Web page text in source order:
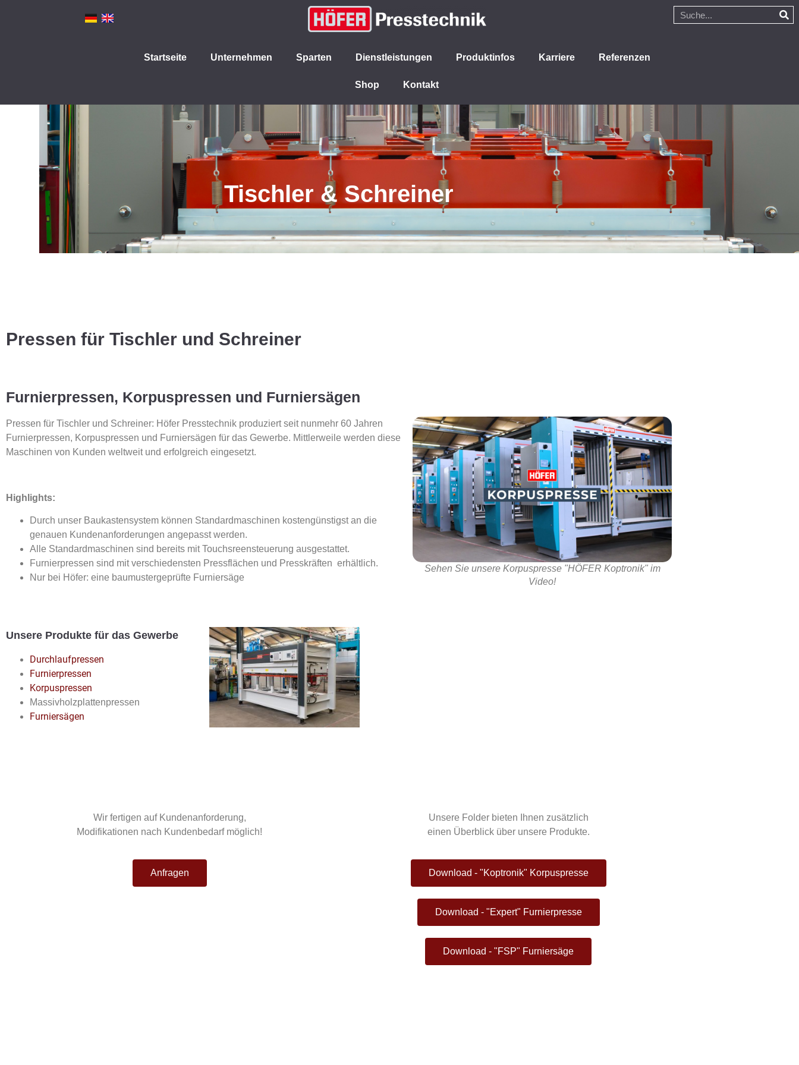
Startseite Unternehmen Sparten Dienstleistungen Produktinfos Karriere Referenzen
Shop Kontakt
Tischler & Schreiner
Pressen für Tischler und Schreiner
Furnierpressen, Korpuspressen und Furniersägen
Pressen für Tischler und Schreiner: Höfer Presstechnik produziert seit nunmehr 60 Jahren
Furnierpressen, Korpuspressen und Furniersägen für das Gewerbe. Mittlerweile werden diese
Maschinen von Kunden weltweit und erfolgreich eingesetzt.
Highlights:
Durch unser Baukastensystem können Standardmaschinen kostengünstigst an die
genauen Kundenanforderungen angepasst werden.
Alle Standardmaschinen sind bereits mit Touchsreensteuerung ausgestattet.
Furnierpressen sind mit verschiedensten Pressflächen und Presskräften erhältlich.
Nur bei Höfer: eine baumustergeprüfte Furniersäge
Sehen Sie unsere Korpuspresse "HÖFER Koptronik" im
Video!
Unsere Produkte für das Gewerbe
Durchlaufpressen
Furnierpressen
Korpuspressen
Massivholzplattenpressen
Furniersägen
Wir fertigen auf Kundenanforderung,
Modifikationen nach Kundenbedarf möglich!
Anfragen
Unsere Folder bieten Ihnen zusätzlich
einen Überblick über unsere Produkte.
Download - "Koptronik" Korpuspresse
Download - "Expert" Furnierpresse
Download - "FSP" Furniersäge